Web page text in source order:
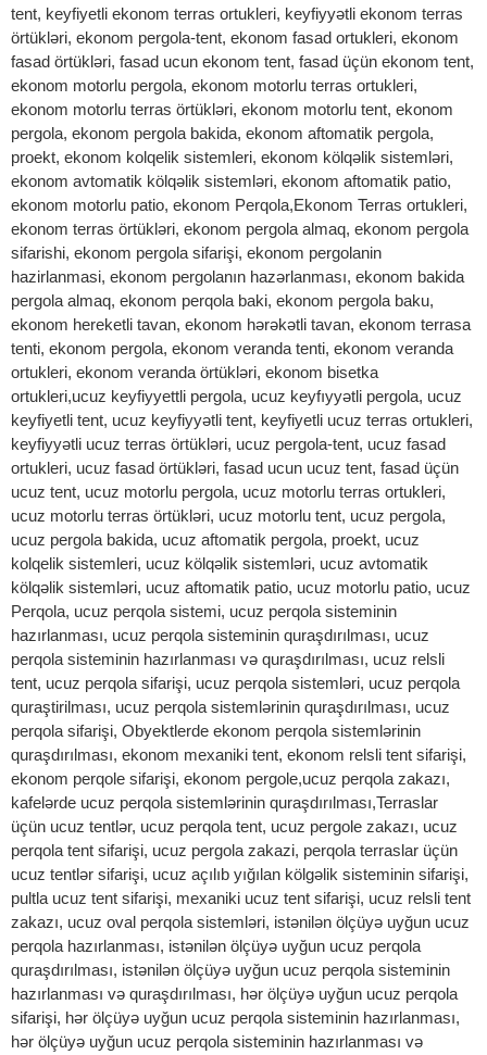
tent, keyfiyetli ekonom terras ortukleri, keyfiyyətli ekonom terras
örtükləri, ekonom pergola-tent, ekonom fasad ortukleri, ekonom
fasad örtükləri, fasad ucun ekonom tent, fasad üçün ekonom tent,
ekonom motorlu pergola, ekonom motorlu terras ortukleri,
ekonom motorlu terras örtükləri, ekonom motorlu tent, ekonom
pergola, ekonom pergola bakida, ekonom aftomatik pergola,
proekt, ekonom kolqelik sistemleri, ekonom kölqəlik sistemləri,
ekonom avtomatik kölqəlik sistemləri, ekonom aftomatik patio,
ekonom motorlu patio, ekonom Perqola,Ekonom Terras ortukleri,
ekonom terras örtükləri, ekonom pergola almaq, ekonom pergola
sifarishi, ekonom pergola sifarişi, ekonom pergolanin
hazirlanmasi, ekonom pergolanın hazərlanması, ekonom bakida
pergola almaq, ekonom perqola baki, ekonom pergola baku,
ekonom hereketli tavan, ekonom hərəkətli tavan, ekonom terrasa
tenti, ekonom pergola, ekonom veranda tenti, ekonom veranda
ortukleri, ekonom veranda örtükləri, ekonom bisetka
ortukleri,ucuz keyfiyyettli pergola, ucuz keyfıyyətli pergola, ucuz
keyfiyetli tent, ucuz keyfiyyətli tent, keyfiyetli ucuz terras ortukleri,
keyfiyyətli ucuz terras örtükləri, ucuz pergola-tent, ucuz fasad
ortukleri, ucuz fasad örtükləri, fasad ucun ucuz tent, fasad üçün
ucuz tent, ucuz motorlu pergola, ucuz motorlu terras ortukleri,
ucuz motorlu terras örtükləri, ucuz motorlu tent, ucuz pergola,
ucuz pergola bakida, ucuz aftomatik pergola, proekt, ucuz
kolqelik sistemleri, ucuz kölqəlik sistemləri, ucuz avtomatik
kölqəlik sistemləri, ucuz aftomatik patio, ucuz motorlu patio, ucuz
Perqola, ucuz perqola sistemi, ucuz perqola sisteminin
hazırlanması, ucuz perqola sisteminin quraşdırılması, ucuz
perqola sisteminin hazırlanması və quraşdırılması, ucuz relsli
tent, ucuz perqola sifarişi, ucuz perqola sistemləri, ucuz perqola
quraştirilması, ucuz perqola sistemlərinin quraşdırılması, ucuz
perqola sifarişi, Obyektlerde ekonom perqola sistemlərinin
quraşdırılması, ekonom mexaniki tent, ekonom relsli tent sifarişi,
ekonom perqole sifarişi, ekonom pergole,ucuz perqola zakazı,
kafelərde ucuz perqola sistemlərinin quraşdırılması,Terraslar
üçün ucuz tentlər, ucuz perqola tent, ucuz pergole zakazı, ucuz
perqola tent sifarişi, ucuz pergola zakazi, perqola terraslar üçün
ucuz tentlər sifarişi, ucuz açılıb yığılan kölgəlik sisteminin sifarişi,
pultla ucuz tent sifarişi, mexaniki ucuz tent sifarişi, ucuz relsli tent
zakazı, ucuz oval perqola sistemləri, istənilən ölçüyə uyğun ucuz
perqola hazırlanması, istənilən ölçüyə uyğun ucuz perqola
quraşdırılması, istənilən ölçüyə uyğun ucuz perqola sisteminin
hazırlanması və quraşdırılması, hər ölçüyə uyğun ucuz perqola
sifarişi, hər ölçüyə uyğun ucuz perqola sisteminin hazırlanması,
hər ölçüyə uyğun ucuz perqola sisteminin hazırlanması və